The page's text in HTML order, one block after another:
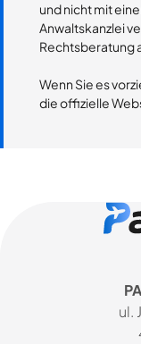
und nicht mit
Anwaltskanzlei
Rechtsberatung
Wenn Sie es
die offizielle
ul.